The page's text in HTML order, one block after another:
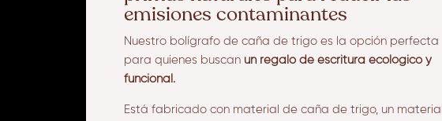
emisiones contaminantes
Nuestro bolígrafo de caña de trigo es la opción perfecta
para quienes buscan un regalo de escritura ecológico y
funcional.
Está fabricado con material de caña de trigo, un material